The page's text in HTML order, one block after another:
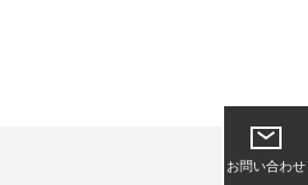
お問い合わせ